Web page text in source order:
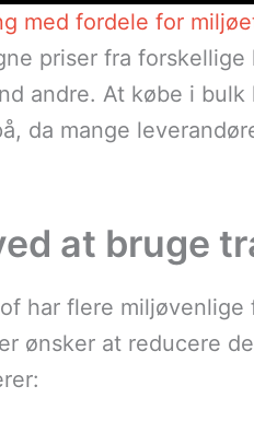
med fordele for
priser fra forskellige
andre. At købe i
da mange
at bruge
har flere miljøvenlige
ønsker at reducere